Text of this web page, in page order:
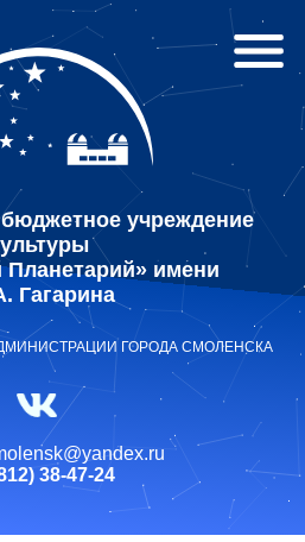
учреждение
имени
Гагарина
ГОРОДА СМОЛЕНСКА
38-47-24